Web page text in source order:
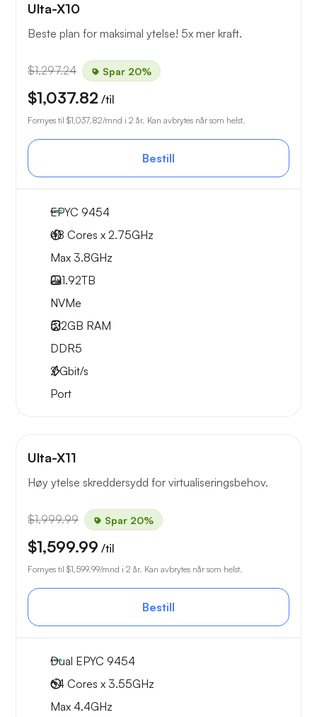
Ulta-X10
Beste plan for maksimal ytelse! 5x mer kraft.
$1,297.24 Spar 20%
$1,037.82 /til
Fornyes til $1,037.82/mnd i 2 år. Kan avbrytes når som helst.
Bestill
EPYC 9454
48 Cores x 2.75GHz
Max 3.8GHz
2x1.92TB
NVMe
512GB RAM
DDR5
2Gbit/s
Port
Ulta-X11
Høy ytelse skreddersydd for virtualiseringsbehov.
$1,999.99 Spar 20%
$1,599.99 /til
Fornyes til $1,599.99/mnd i 2 år. Kan avbrytes når som helst.
Bestill
Dual EPYC 9454
64 Cores x 3.55GHz
Max 4.4GHz